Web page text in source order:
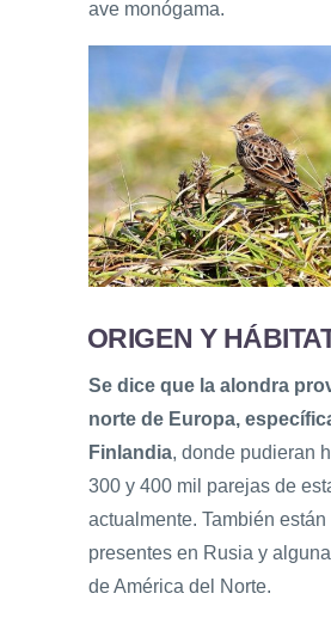
ave monógama.
ORIGEN Y
Se dice que la alondra
norte de Europa,
Finlandia, donde pudieran
300 y 400 mil parejas de
actualmente. También están
presentes en Rusia y
de América del Norte.